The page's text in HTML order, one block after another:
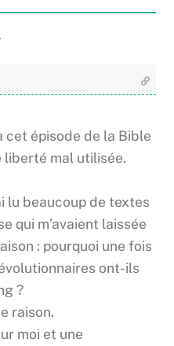
cet épisode de la Bible
liberté mal utilisée.
lu beaucoup de textes
qui m’avaient laissée
: pourquoi une fois
ont-ils
?
raison.
moi et une